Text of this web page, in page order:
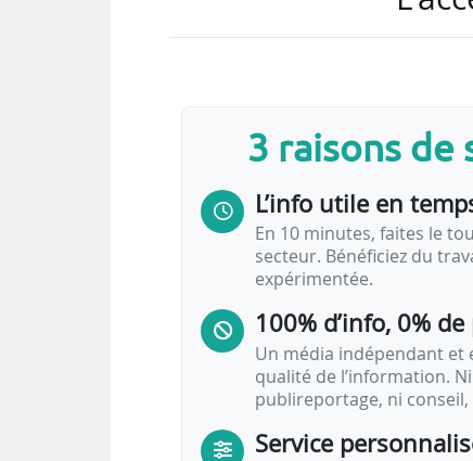
référentiel des compétences-
100 000 créations d’emplois
identifiés pour ce secteur dont
un total de 47 sociétés
contacté 15…
3 raisons de
L’info utile en
En 10 minutes, faites le
secteur. Bénéficiez du
expérimentée.
100% d’info, 0%
Un média indépendant
qualité de l’information.
publireportage, ni
Service